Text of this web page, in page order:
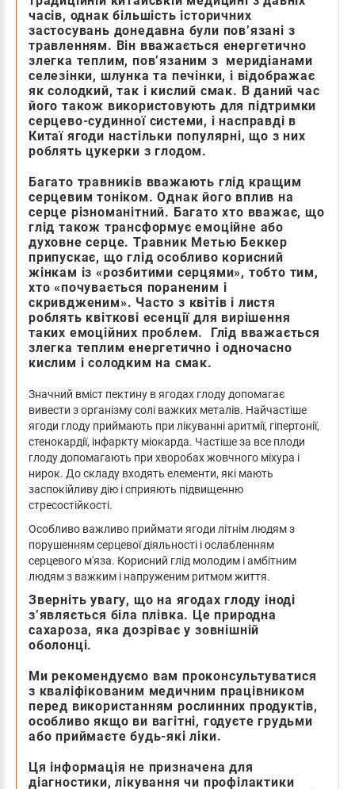
часів, однак більшість історичних
застосувань донедавна були пов’язані з
травленням. Він вважається енергетично
злегка теплим, пов’язаним з меридіанами
селезінки, шлунка та печінки, і відображає
як солодкий, так і кислий смак. В даний час
його також використовують для підтримки
серцево-судинної системи, і насправді в
Китаї ягоди настільки популярні, що з них
роблять цукерки з глодом.
Багато травників вважають глід кращим
серцевим тоніком. Однак його вплив на
серце різноманітний. Багато хто вважає, що
глід також трансформує емоційне або
духовне серце. Травник Метью Беккер
припускає, що глід особливо корисний
жінкам із «розбитими серцями», тобто тим,
хто «почувається пораненим і
скривдженим». Часто з квітів і листя
роблять квіткові есенції для вирішення
таких емоційних проблем. Глід вважається
злегка теплим енергетично і одночасно
кислим і солодким на смак.
Значний вміст пектину в ягодах глоду допомагає
вивести з організму солі важких металів. Найчастіше
ягоди глоду приймають при лікуванні аритмії, гіпертонії,
стенокардії, інфаркту міокарда. Частіше за все плоди
глоду допомагають при хворобах жовчного міхура і
нирок. До складу входять елементи, які мають
заспокійливу дію і сприяють підвищенню
стресостійкості.
Особливо важливо приймати ягоди літнім людям з
порушенням серцевої діяльності і ослабленням
серцевого м'яза. Корисний глід молодим і амбітним
людям з важким і напруженим ритмом життя.
Зверніть увагу, що на ягодах глоду іноді
з’являється біла плівка. Це природна
сахароза, яка дозріває у зовнішній
оболонці.
Ми рекомендуємо вам проконсультуватися
з кваліфікованим медичним працівником
перед використанням рослинних продуктів,
особливо якщо ви вагітні, годуєте грудьми
або приймаєте будь-які ліки.
Ця інформація не призначена для
діагностики, лікування чи профілактики